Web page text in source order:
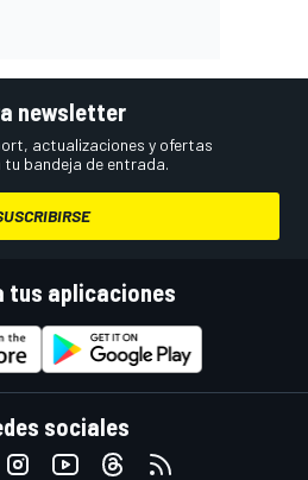
newsletter
actualizaciones y ofertas
bandeja de entrada.
tus aplicaciones
sociales